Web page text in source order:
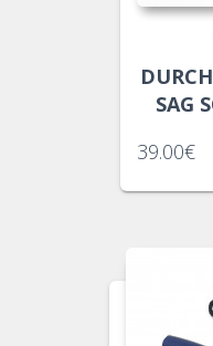
SAG
39.00€